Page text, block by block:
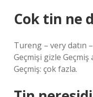
Cok tin ne
Tureng – very datın
Geçmişi gizle Geçmiş
Geçmiş: çok fazla.